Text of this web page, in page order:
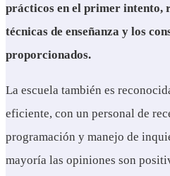
prácticos en el primer intento,
técnicas de enseñanza y los
proporcionados.
La escuela también es
eficiente, con un personal de
programación y manejo de
mayoría las opiniones son